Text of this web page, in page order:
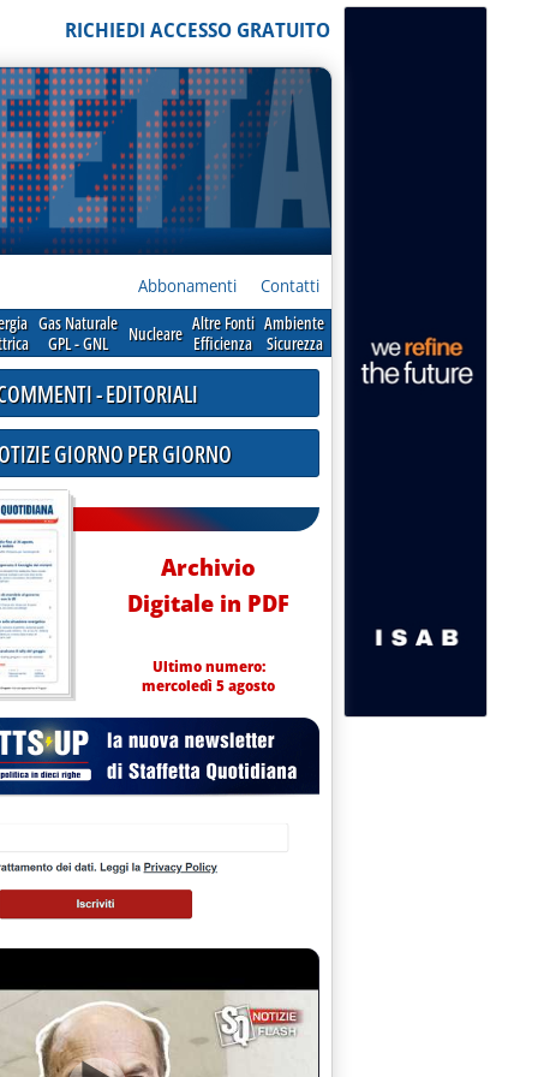
RICHIEDI ACCESSO GRATUITO
Abbonamenti Contatti
Gas Naturale
GPL - GNL
Nucleare Altre Fonti
Efficienza
Ambiente
Sicurezza
- EDITORIALI
GIORNO PER GIORNO
Archivio
Digitale in PDF
Ultimo numero:
mercoledì 5 agosto